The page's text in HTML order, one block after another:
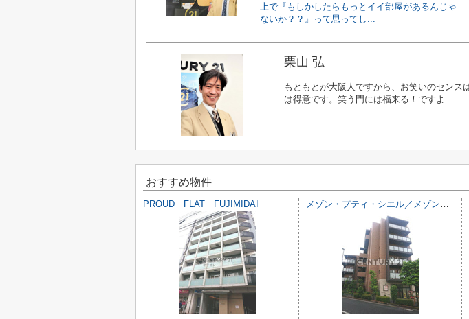
上で『もしかしたらもっとイイ部屋があるんじゃ
ないか？？』って思ってし...
栗山 弘
もともとが大阪人ですから、お笑いのセン
は得意です。笑う門には福来る！ですよ
おすすめ物件
PROUD FLAT FUJIMIDAI